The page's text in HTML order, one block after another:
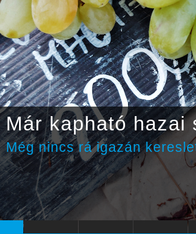
Ma is nagyon
valószínű zápor,
Jó reggelt, Gyula!